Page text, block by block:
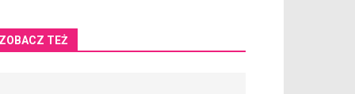
ZOBACZ TEŻ